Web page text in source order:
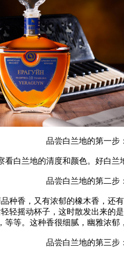
品尝白兰地的第一步：
白兰地的清度和颜色。好白兰
品尝白兰地的第二步：
香，又有浓郁的橡木香，还
轻摇动杯子，这时散发出来
等等。这种香很细腻，幽雅浓郁
品尝白兰地的第三步：